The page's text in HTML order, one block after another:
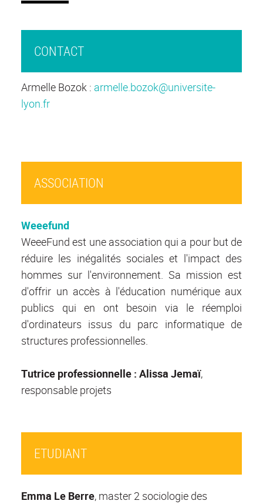
CONTACT
Armelle Bozok : armelle.bozok@universite-
lyon.fr
ASSOCIATION
Weeefund
WeeeFund est une association qui a pour but de
réduire les inégalités sociales et l'impact des
hommes sur l'environnement. Sa mission est
d'offrir un accès à l'éducation numérique aux
publics qui en ont besoin via le réemploi
d'ordinateurs issus du parc informatique de
structures professionnelles.
Tutrice professionnelle : Alissa Jemaï,
responsable projets
ETUDIANT
Emma Le Berre, master 2 sociologie des